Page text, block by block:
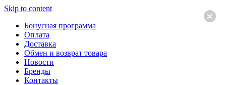
Skip to content
Бонусная программа
Оплата
Доставка
Обмен и возврат товара
Новости
Бренды
Контакты
×